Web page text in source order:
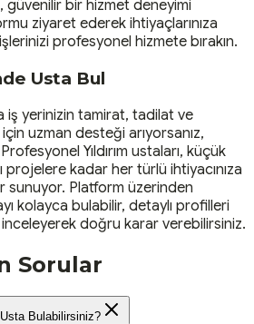
bir hizmet deneyimi
ziyaret ederek ihtiyaçlarınıza
profesyonel hizmete bırakın.
Usta Bul
iş yerinizin tamirat, tadilat ve
uzman desteği arıyorsanız,
Yıldırım ustaları, küçük
projelere kadar her türlü ihtiyacınıza
sunuyor. Platform üzerinden
kolayca bulabilir, detaylı profilleri
inceleyerek doğru karar verebilirsiniz.
Sorular
Usta Bulabilirsiniz?